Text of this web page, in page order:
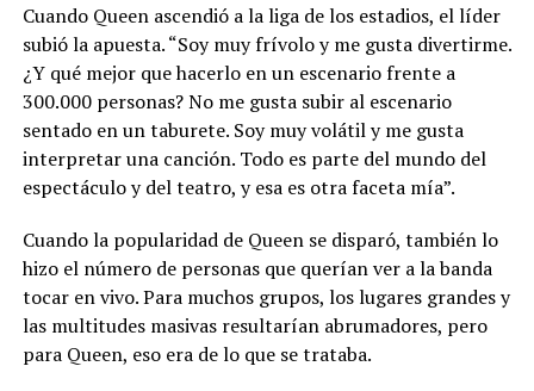
Cuando Queen ascendió a la liga de los estadios, el líder
subió la apuesta. “Soy muy frívolo y me gusta divertirme.
¿Y qué mejor que hacerlo en un escenario frente a
300.000 personas? No me gusta subir al escenario
sentado en un taburete. Soy muy volátil y me gusta
interpretar una canción. Todo es parte del mundo del
espectáculo y del teatro, y esa es otra faceta mía”.
Cuando la popularidad de Queen se disparó, también lo
hizo el número de personas que querían ver a la banda
tocar en vivo. Para muchos grupos, los lugares grandes y
las multitudes masivas resultarían abrumadores, pero
para Queen, eso era de lo que se trataba.